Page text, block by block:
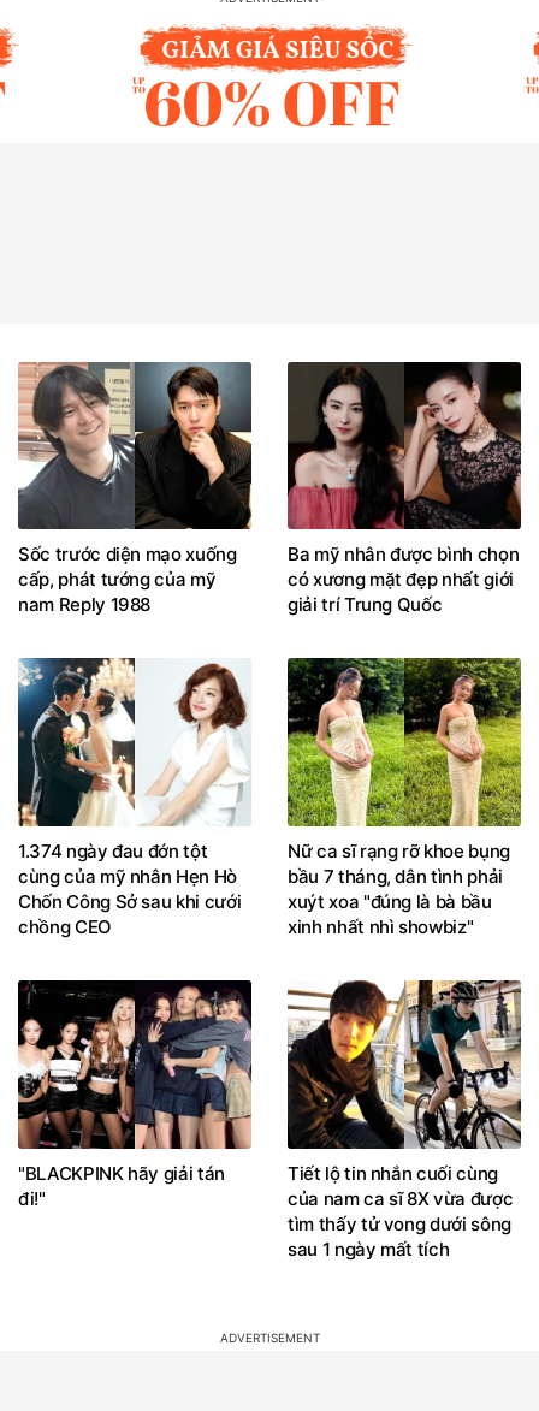
Sốc trước diện mạo xuống
cấp, phát tướng của mỹ
nam Reply 1988
Ba mỹ nhân được bình chọn
có xương mặt đẹp nhất giới
giải trí Trung Quốc
1.374 ngày đau đớn tột
cùng của mỹ nhân Hẹn Hò
Chốn Công Sở sau khi cưới
chồng CEO
Nữ ca sĩ rạng rỡ khoe bụng
bầu 7 tháng, dân tình phải
xuýt xoa "đúng là bà bầu
xinh nhất nhì showbiz"
"BLACKPINK hãy giải tán
đi!"
Tiết lộ tin nhắn cuối cùng
của nam ca sĩ 8X vừa được
tìm thấy tử vong dưới sông
sau 1 ngày mất tích